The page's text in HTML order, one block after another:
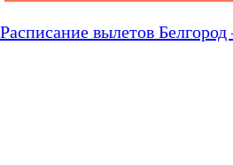
Расписание вылетов